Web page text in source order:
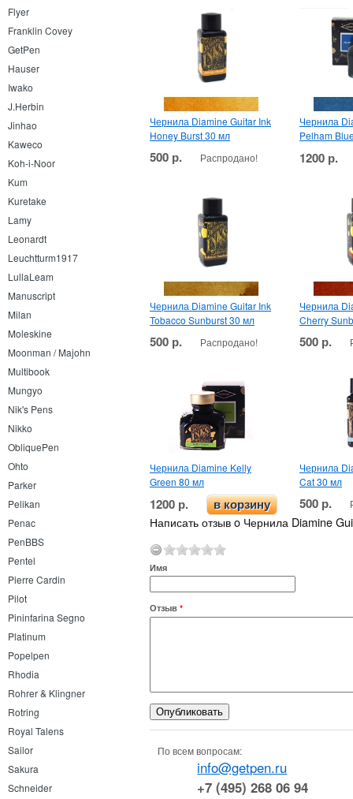
Flyer
Franklin Covey
GetPen
Hauser
Iwako
J.Herbin
Jinhao
Kaweco
Koh-i-Noor
Kum
Kuretake
Lamy
Leonardt
Leuchtturm1917
LullaLeam
Manuscript
Milan
Moleskine
Moonman / Majohn
Multibook
Mungyo
Nik's Pens
Nikko
ObliquePen
Ohto
Parker
Pelikan
Penac
PenBBS
Pentel
Pierre Cardin
Pilot
Pininfarina Segno
Platinum
Popelpen
Rhodia
Rohrer & Klingner
Rotring
Royal Talens
Sailor
Sakura
Schneider
Чернила Diamine Guitar Ink
Honey Burst 30 мл
500 р. Распродано!
Чернила
Pelham
1200 р.
Чернила Diamine Guitar Ink
Tobacco Sunburst 30 мл
500 р. Распродано!
Чернила
Cherry
500 р.
Чернила Diamine Kelly
Green 80 мл
1200 р. в корзину
Чернила
Cat 30 мл
500 р.
Написать отзыв o Чернила Diamine
Имя
Отзыв *
По всем вопросам:
info@getpen.ru
+7 (495) 268 06 94